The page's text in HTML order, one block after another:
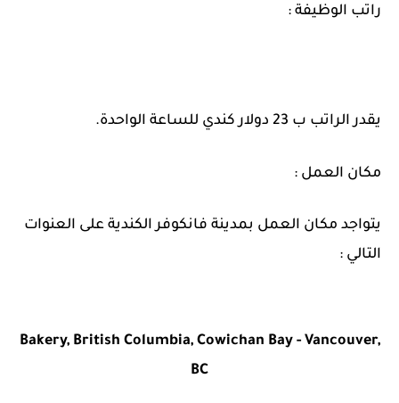
راتب الوظيفة :
يقدر الراتب ب 23 دولار كندي للساعة الواحدة.
مكان العمل :
يتواجد مكان العمل بمدينة فانكوفر الكندية على العنوات
التالي :
Bakery, British Columbia, Cowichan Bay- Vancouver,
BC